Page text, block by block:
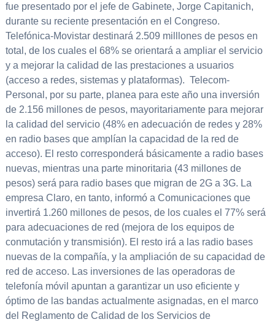
fue presentado por el jefe de Gabinete, Jorge Capitanich,
durante su reciente presentación en el Congreso.
Telefónica-Movistar destinará 2.509 milllones de pesos en
total, de los cuales el 68% se orientará a ampliar el servicio
y a mejorar la calidad de las prestaciones a usuarios
(acceso a redes, sistemas y plataformas). Telecom-
Personal, por su parte, planea para este año una inversión
de 2.156 millones de pesos, mayoritariamente para mejorar
la calidad del servicio (48% en adecuación de redes y 28%
en radio bases que amplían la capacidad de la red de
acceso). El resto corresponderá básicamente a radio bases
nuevas, mientras una parte minoritaria (43 millones de
pesos) será para radio bases que migran de 2G a 3G. La
empresa Claro, en tanto, informó a Comunicaciones que
invertirá 1.260 millones de pesos, de los cuales el 77% será
para adecuaciones de red (mejora de los equipos de
conmutación y transmisión). El resto irá a las radio bases
nuevas de la compañía, y la ampliación de su capacidad de
red de acceso. Las inversiones de las operadoras de
telefonía móvil apuntan a garantizar un uso eficiente y
óptimo de las bandas actualmente asignadas, en el marco
del Reglamento de Calidad de los Servicios de